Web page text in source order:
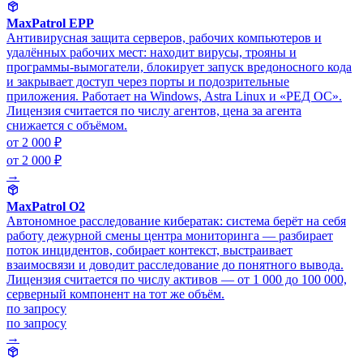
MaxPatrol EPP
Антивирусная защита серверов, рабочих компьютеров и
удалённых рабочих мест: находит вирусы, трояны и
программы-вымогатели, блокирует запуск вредоносного кода
и закрывает доступ через порты и подозрительные
приложения. Работает на Windows, Astra Linux и «РЕД ОС».
Лицензия считается по числу агентов, цена за агента
снижается с объёмом.
от 2 000 ₽
от 2 000 ₽
→
MaxPatrol O2
Автономное расследование кибератак: система берёт на себя
работу дежурной смены центра мониторинга — разбирает
поток инцидентов, собирает контекст, выстраивает
взаимосвязи и доводит расследование до понятного вывода.
Лицензия считается по числу активов — от 1 000 до 100 000,
серверный компонент на тот же объём.
по запросу
по запросу
→